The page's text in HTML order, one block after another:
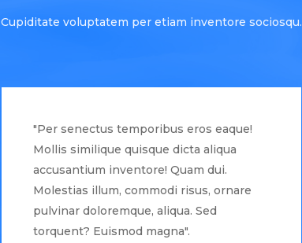
Cupiditate voluptatem per etiam inventore sociosqu.
"Per senectus temporibus eros eaque!
Mollis similique quisque dicta aliqua
accusantium inventore! Quam dui.
Molestias illum, commodi risus, ornare
pulvinar doloremque, aliqua. Sed
torquent? Euismod magna".